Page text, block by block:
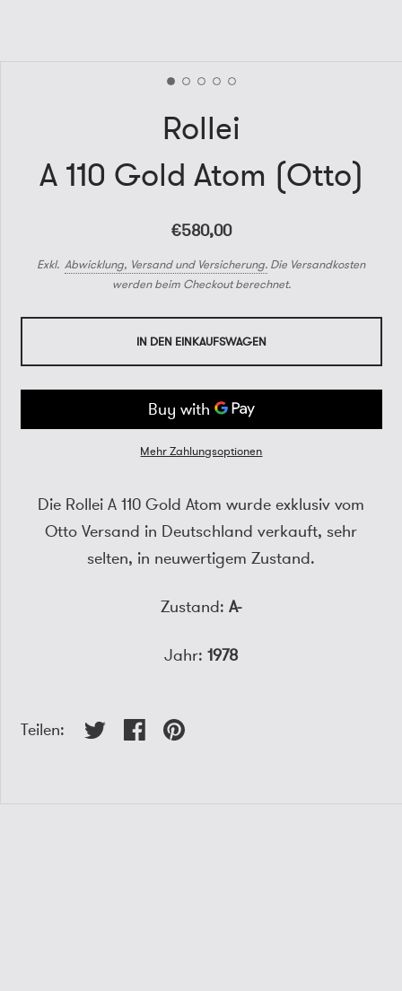
Rollei
A 110 Gold Atom (Otto)
€580,00
Exkl.Abwicklung, Versand und Versicherung. Die Versandkosten
werden beim Checkout berechnet.
IN DEN EINKAUFSWAGEN
Mehr Zahlungsoptionen
Die Rollei A 110 Gold Atom wurde exklusiv vom
Otto Versand in Deutschland verkauft, sehr
selten, in neuwertigem Zustand.
Zustand:A-
Jahr:1978
Teilen: